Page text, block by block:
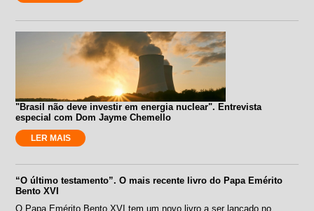
"Brasil não deve investir em energia nuclear". Entrevista
especial com Dom Jayme Chemello
LER MAIS
“O último testamento”. O mais recente livro do Papa Emérito
Bento XVI
O Papa Emérito Bento XVI tem um novo livro a ser lançado no